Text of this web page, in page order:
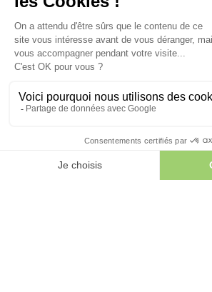
Randonnées, observation de la faune,
nature se vit intensément. Découvrez nos
pour un séjour camping inoubliable au cœur